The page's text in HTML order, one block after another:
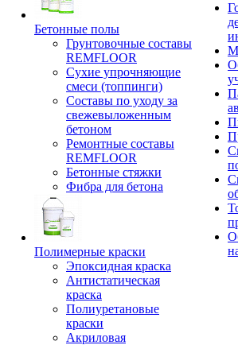
Бетонные полы
Грунтовочные составы
REMFLOOR
Сухие упрочняющие
смеси (топпинги)
Составы по уходу за
свежевыложенным
бетоном
Ремонтные составы
REMFLOOR
Бетонные стяжки
Фибра для бетона
Полимерные краски
Эпоксидная краска
Антистатическая
краска
Полиуретановые
краски
Акриловая